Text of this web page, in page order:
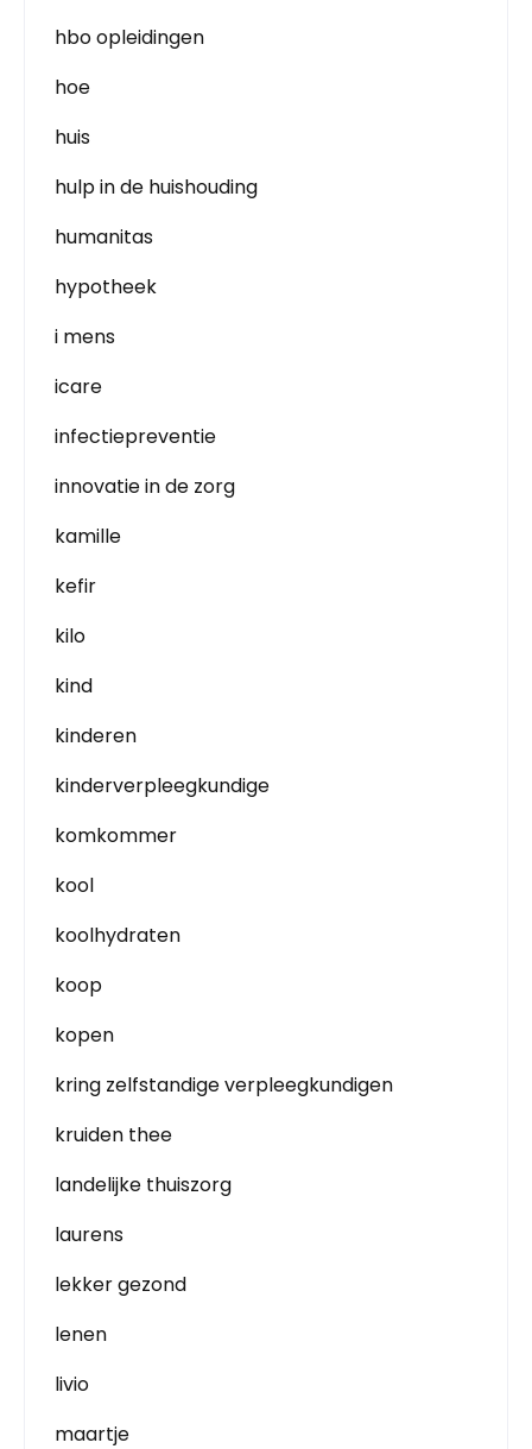
hbo opleidingen
hoe
huis
hulp in de huishouding
humanitas
hypotheek
i mens
icare
infectiepreventie
innovatie in de zorg
kamille
kefir
kilo
kind
kinderen
kinderverpleegkundige
komkommer
kool
koolhydraten
koop
kopen
kring zelfstandige verpleegkundigen
kruiden thee
landelijke thuiszorg
laurens
lekker gezond
lenen
livio
maartje